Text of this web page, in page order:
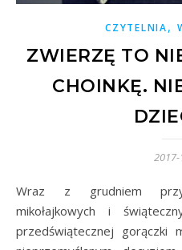
CZYTELNIA,
ZWIERZĘ TO
CHOINKĘ.
Wraz z grudniem przychodzi czas wybierania
mikołajkowych i
przedświątecznej gorączki